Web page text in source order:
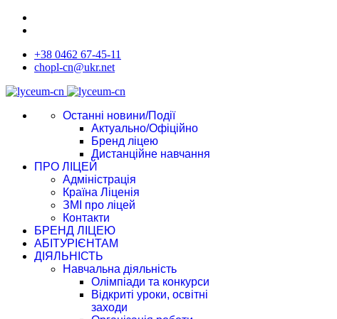
+38 0462 67-45-11
chopl-cn@ukr.net
Останні новини/Події
Актуально/Офіційно
Бренд ліцею
Дистанційне навчання
ПРО ЛІЦЕЙ
Адміністрація
Країна Ліценія
ЗМІ про ліцей
Контакти
БРЕНД ЛІЦЕЮ
АБІТУРІЄНТАМ
ДІЯЛЬНІСТЬ
Навчальна діяльність
Олімпіади та конкурси
Відкриті уроки, освітні
заходи